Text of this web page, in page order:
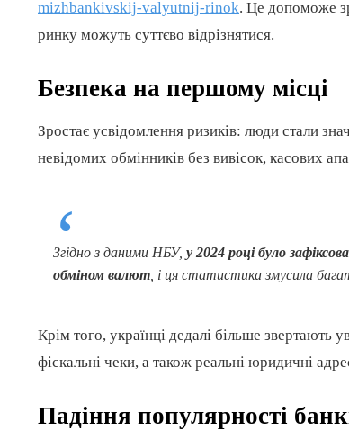
mizhbankivskij-valyutnij-rinok. Це допоможе
ринку можуть суттєво відрізнятися.
Безпека на першому місці
Зростає усвідомлення ризиків: люди стали
невідомих обмінників без вивісок, касових
Згідно з даними НБУ, у 2024 році було
обміном валют , і ця статистика змусила
Крім того, українці дедалі більше звертають
фіскальні чеки, а також реальні юридичні
Падіння популярності